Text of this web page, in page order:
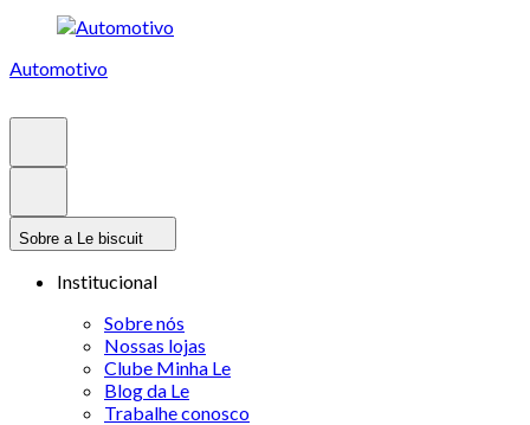
Automotivo
Sobre a Le biscuit
Institucional
Sobre nós
Nossas lojas
Clube Minha Le
Blog da Le
Trabalhe conosco